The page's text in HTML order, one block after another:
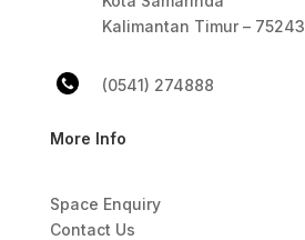
Kalimantan Timur – 75243
(0541) 274888
More Info
Space Enquiry
Contact Us